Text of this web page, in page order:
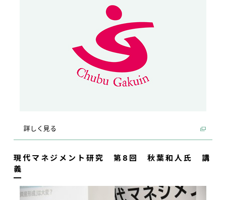
詳しく見る
現代マネジメント研究 第8回 秋葉和人氏 講
義